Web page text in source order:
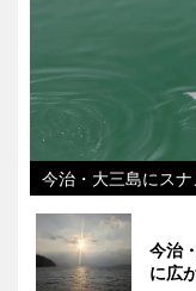
今治・大三島にス
今治
に広